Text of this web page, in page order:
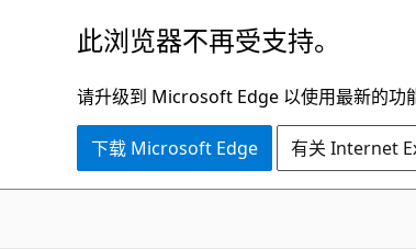
此浏览器不再受支持。
请升级到 Microsoft Edge 以使用最新的功
下载 Microsoft Edge 有关 Internet